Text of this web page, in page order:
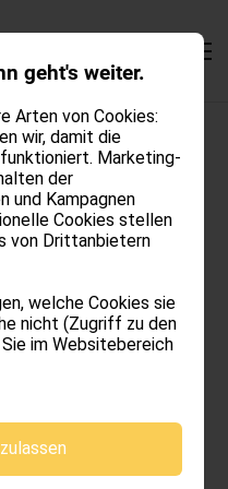
Privacy) regelt die
Diese wurde
Ein Cookie ist ein
einer von Ihnen
gesendet wird. Es
letzten Besuch, wie
zwei Gruppen
geht's weiter.
Arten von Cookies:
wir, damit die
Marketing-
der
und Kampagnen
Cookies stellen
von Drittanbietern
welche Cookies sie
nicht (Zugriff zu den
im Websitebereich